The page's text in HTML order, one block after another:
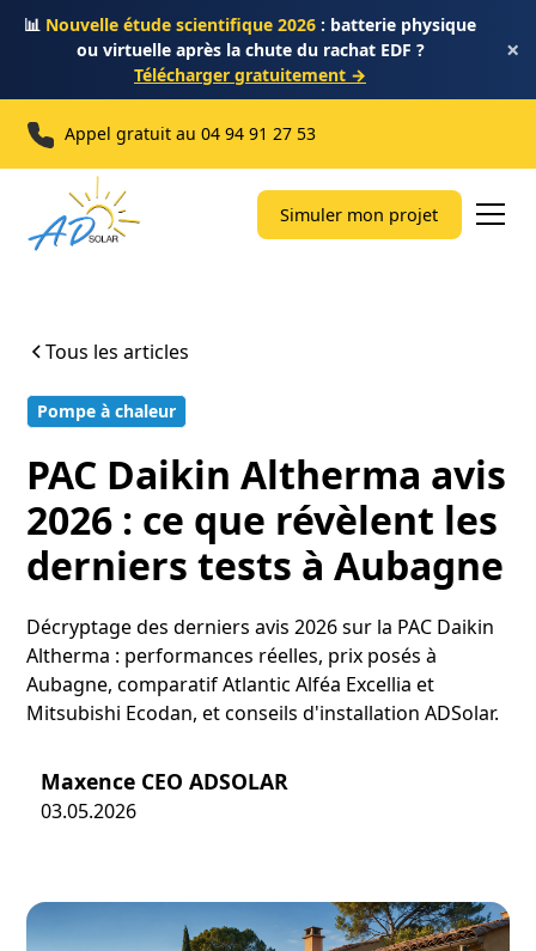
📊 Nouvelle étude scientifique 2026 : batterie physique
ou virtuelle après la chute du rachat EDF ?
Télécharger gratuitement →
×
Appel gratuit au04 94 91 27 53
Simuler mon projet
Tous les articles
Pompe à chaleur
PAC Daikin Altherma avis
2026 : ce que révèlent les
derniers tests à Aubagne
Décryptage des derniers avis 2026 sur la PAC Daikin
Altherma : performances réelles, prix posés à
Aubagne, comparatif Atlantic Alféa Excellia et
Mitsubishi Ecodan, et conseils d'installation ADSolar.
Maxence CEO ADSOLAR
03.05.2026